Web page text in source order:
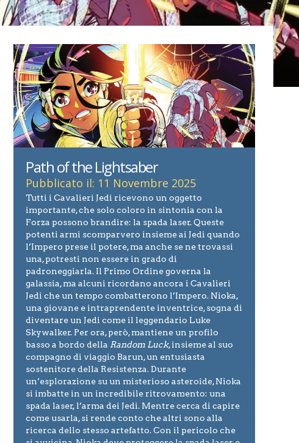
Path of the Lightsaber
Pubblicato il: 11 Novembre 2025
Tutti i Cavalieri Jedi ricevono un oggetto
importante, che solo coloro in sintonia con la
Forza possono brandire: la spada laser. Queste
potenti armi scomparvero insieme ai Jedi quando
l’Impero prese il potere, ma anche se ne trovassi
una, potresti non essere in grado di
padroneggiarla. Il Primo Ordine governa la
galassia, ma alcuni ricordano ancora i Cavalieri
Jedi che un tempo combatterono l’Impero. Nioka,
una giovane e intraprendente inventrice, sogna di
diventare un Jedi come il leggendario Luke
Skywalker. Per ora, però, mantiene un profilo
basso a bordo della Random Luck, insieme al suo
compagno di viaggio Barun, un entusiasta
sostenitore della Resistenza. Durante
un’esplorazione su un misterioso asteroide, Nioka
si imbatte in un incredibile ritrovamento: una
spada laser, l’arma dei Jedi. Mentre cerca di capire
come usarla, si rende conto che altri sono alla
ricerca dello stesso artefatto. Con il pericolo che